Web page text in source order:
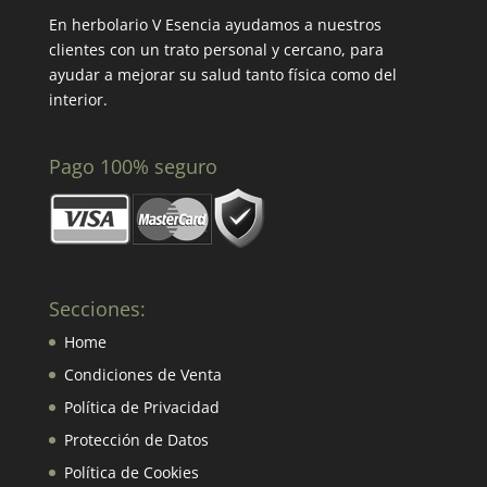
En herbolario V Esencia ayudamos a nuestros
clientes con un trato personal y cercano, para
ayudar a mejorar su salud tanto física como del
interior.
Pago 100% seguro
Secciones:
Home
Condiciones de Venta
Política de Privacidad
Protección de Datos
Política de Cookies